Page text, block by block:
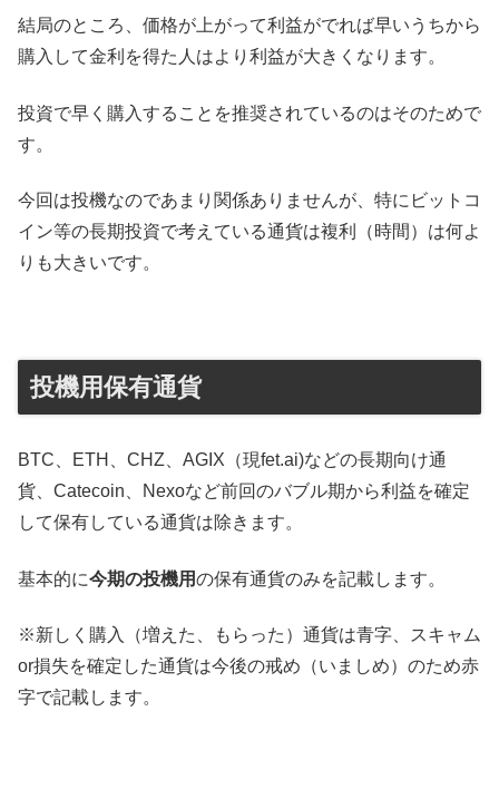
結局のところ、価格が上がって利益がでれば早いうちから
購入して金利を得た人はより利益が大きくなります。
投資で早く購入することを推奨されているのはそのためで
す。
今回は投機なのであまり関係ありませんが、特にビットコ
イン等の長期投資で考えている通貨は複利（時間）は何よ
りも大きいです。
投機用保有通貨
BTC、ETH、CHZ、AGIX（現fet.ai)などの長期向け通
貨、Catecoin、Nexoなど前回のバブル期から利益を確定
して保有している通貨は除きます。
基本的に今期の投機用の保有通貨のみを記載します。
※新しく購入（増えた、もらった）通貨は青字、スキャム
or損失を確定した通貨は今後の戒め（いましめ）のため赤
字で記載します。